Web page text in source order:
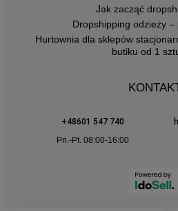
Jak zacząć
Dropshipping odzieży –
Hurtownia dla sklepów
butiku od 1
+48601 547 740
Pn.-Pt. 08:00-16:00